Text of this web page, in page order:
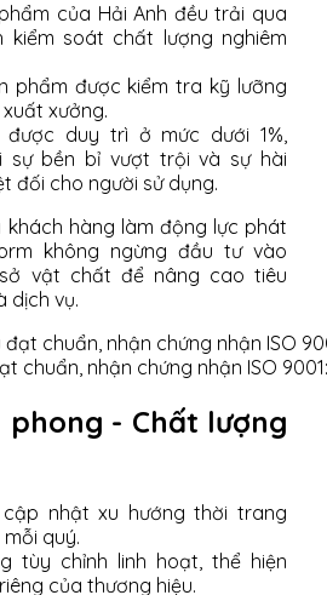
của Hải Anh đều trải qua
kiểm soát chất lượng nghiêm
phẩm được kiểm tra kỹ lưỡng
xưởng.
được duy trì ở mức dưới 1%,
sự bền bỉ vượt trội và sự hài
đối cho người sử dụng.
khách hàng làm động lực phát
không ngừng đầu tư vào
vật chất để nâng cao tiêu
dịch vụ.
chuẩn, nhận chứng nhận ISO
phong - Chất lượng
cập nhật xu hướng thời trang
quý.
tùy chỉnh linh hoạt, thể hiện
của thương hiệu.